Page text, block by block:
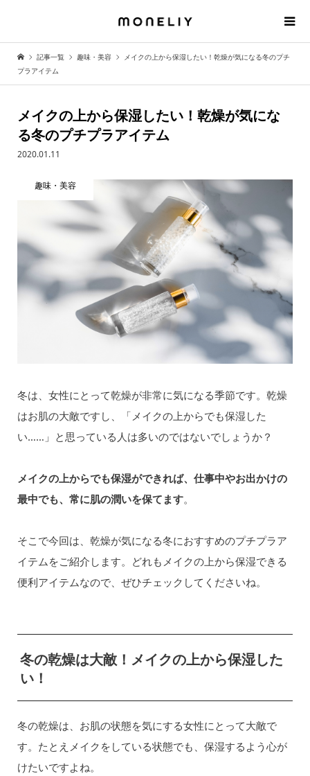
記事一覧 趣味・美容
メイクの上から保湿したい！乾燥が気になる冬のプチ
プラアイテム
メイクの上から保湿したい！乾燥が気にな
る冬のプチプラアイテム
2020.01.11
趣味・美容
冬は、女性にとって乾燥が非常に気になる季節です。乾燥
はお肌の大敵ですし、「メイクの上からでも保湿した
い……」と思っている人は多いのではないでしょうか？
メイクの上からでも保湿ができれば、仕事中やお出かけの
最中でも、常に肌の潤いを保てます。
そこで今回は、乾燥が気になる冬におすすめのプチプラア
イテムをご紹介します。どれもメイクの上から保湿できる
便利アイテムなので、ぜひチェックしてくださいね。
冬の乾燥は大敵！メイクの上から保湿した
い！
冬の乾燥は、お肌の状態を気にする女性にとって大敵で
す。たとえメイクをしている状態でも、保湿するよう心が
けたいですよね。